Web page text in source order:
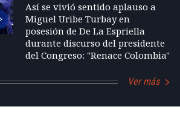
Así se vivió sentido aplauso a
Miguel Uribe Turbay en
posesión de De La Espriella
durante discurso del presidente
del Congreso: "Renace Colombia"
Ver más